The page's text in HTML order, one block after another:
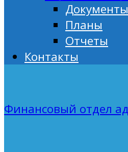
Документы
Планы
Отчеты
Контакты
Финансовый отдел